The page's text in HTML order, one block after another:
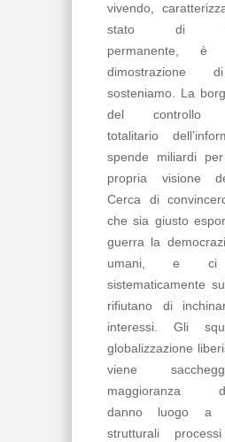
vivendo,
stato di
permanente, è
dimostrazione
sosteniamo. La
del controllo
totalitario
spende miliardi
propria visione
Cerca di
che sia giusto
guerra la
umani, e ci
sistematicamente
rifiutano di
interessi. Gli
globalizzazione
viene
maggioranza
danno luogo a
strutturali